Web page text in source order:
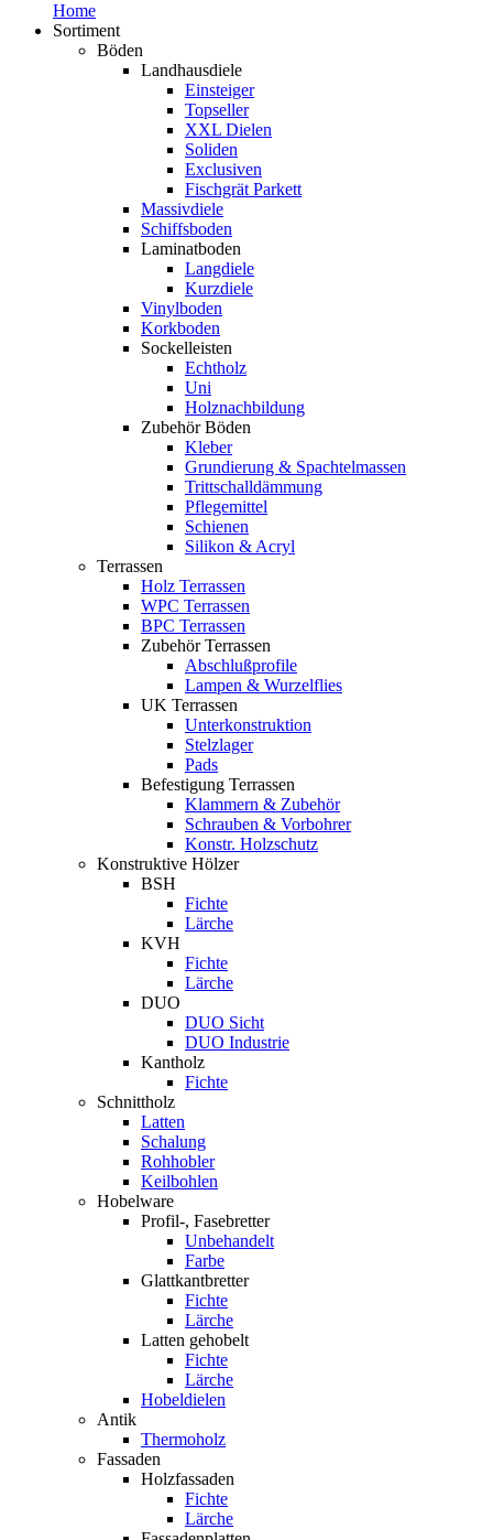
Home
Sortiment
Böden
Landhausdiele
Einsteiger
Topseller
XXL Dielen
Soliden
Exclusiven
Fischgrät Parkett
Massivdiele
Schiffsboden
Laminatboden
Langdiele
Kurzdiele
Vinylboden
Korkboden
Sockelleisten
Echtholz
Uni
Holznachbildung
Zubehör Böden
Kleber
Grundierung & Spachtelmassen
Trittschalldämmung
Pflegemittel
Schienen
Silikon & Acryl
Terrassen
Holz Terrassen
WPC Terrassen
BPC Terrassen
Zubehör Terrassen
Abschlußprofile
Lampen & Wurzelflies
UK Terrassen
Unterkonstruktion
Stelzlager
Pads
Befestigung Terrassen
Klammern & Zubehör
Schrauben & Vorbohrer
Konstr. Holzschutz
Konstruktive Hölzer
BSH
Fichte
Lärche
KVH
Fichte
Lärche
DUO
DUO Sicht
DUO Industrie
Kantholz
Fichte
Schnittholz
Latten
Schalung
Rohhobler
Keilbohlen
Hobelware
Profil-, Fasebretter
Unbehandelt
Farbe
Glattkantbretter
Fichte
Lärche
Latten gehobelt
Fichte
Lärche
Hobeldielen
Antik
Thermoholz
Fassaden
Holzfassaden
Fichte
Lärche